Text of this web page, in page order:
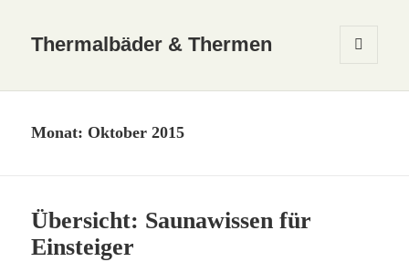
Thermalbäder & Thermen
WIDGETS
Monat: Oktober 2015
Übersicht: Saunawissen für
Einsteiger